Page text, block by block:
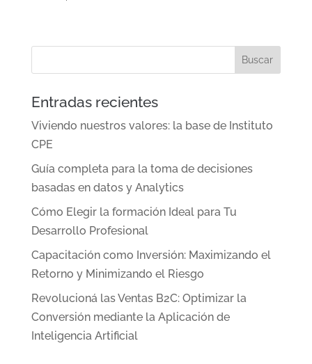
Entradas recientes
Viviendo nuestros valores: la base de Instituto
CPE
Guía completa para la toma de decisiones
basadas en datos y Analytics
Cómo Elegir la formación Ideal para Tu
Desarrollo Profesional
Capacitación como Inversión: Maximizando el
Retorno y Minimizando el Riesgo
Revolucioná las Ventas B2C: Optimizar la
Conversión mediante la Aplicación de
Inteligencia Artificial